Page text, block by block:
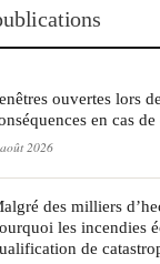
ouvertes lors
en cas
2026
des milliers
les incendies
de